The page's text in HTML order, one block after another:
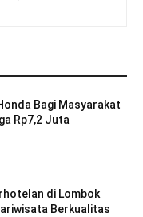
Bagi Masyarakat
Rp7,2 Juta
di Lombok
Berkualitas